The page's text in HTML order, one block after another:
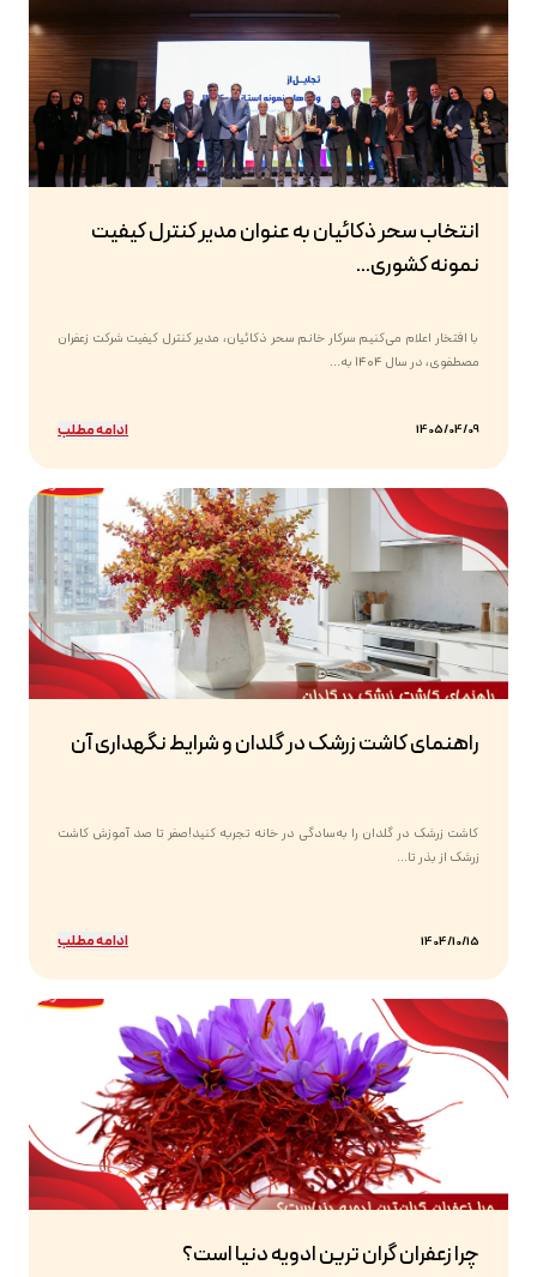
انتخاب سحر ذکائیان به عنوان مدیر کنترل کیفیت
نمونه کشوری...
با افتخار اعلام می‌کنیم سرکار خانم سحر ذکائیان، مدیر کنترل کیفیت شرکت زعفران
مصطفوی، در سال ۱۴۰۴ به...
1405/04/09 ادامه مطلب
راهنمای کاشت زرشک در گلدان و شرایط نگهداری آن
کاشت زرشک در گلدان را به‌سادگی در خانه تجربه کنید!صفر تا صد آموزش کاشت
زرشک از بذر تا...
1404/10/15 ادامه مطلب
چرا زعفران گران ترین ادویه دنیا است؟